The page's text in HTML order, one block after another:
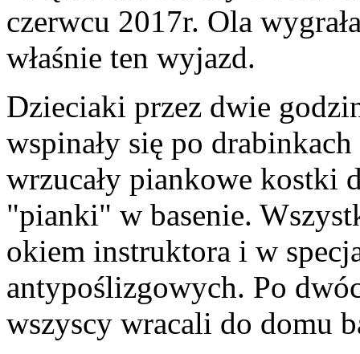
czerwcu 2017r. Ola
właśnie ten wyjazd.
Dzieciaki przez dwie
wspinały się po
wrzucały piankowe kostki
"pianki" w basenie.
okiem instruktora i w
antypoślizgowych. Po
wszyscy wracali do domu